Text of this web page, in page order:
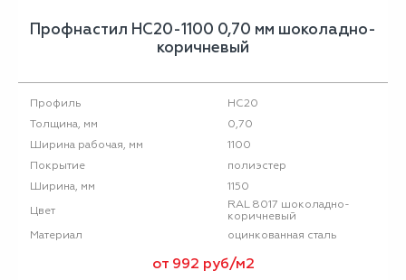
Профнастил НС20-1100 0,70 мм шоколадно-
коричневый
Профиль
НС20
Толщина, мм
0,70
Ширина рабочая, мм
1100
Покрытие
полиэстер
Ширина, мм
1150
Цвет
RAL 8017 шоколадно-
коричневый
Материал
оцинкованная сталь
от 992 руб/м2